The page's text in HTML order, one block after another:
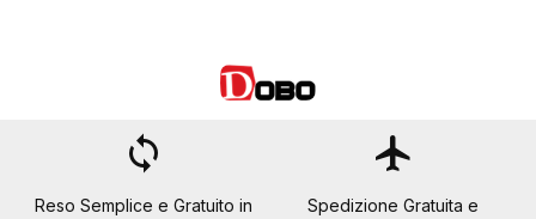
loop
Reso Semplice e Gratuito in
flight
Spedizione Gratuita e